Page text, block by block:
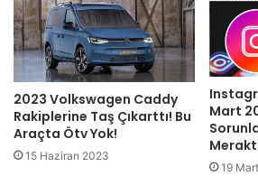
2023 Volkswagen Caddy
Rakiplerine Taş Çıkarttı! Bu
Araçta Ötv Yok!
15 Haziran 2023
Mart
19